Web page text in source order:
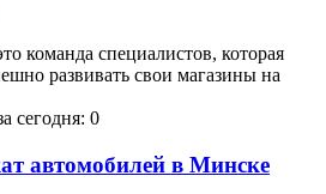
команда специалистов, которая
развивать свои магазины на
сегодня: 0
автомобилей в Минске